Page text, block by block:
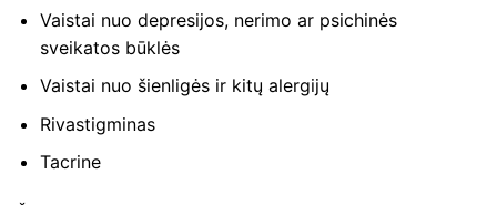
Vaistai nuo depresijos, nerimo ar psichinės
sveikatos būklės
Vaistai nuo šienligės ir kitų alergijų
Rivastigminas
Tacrine